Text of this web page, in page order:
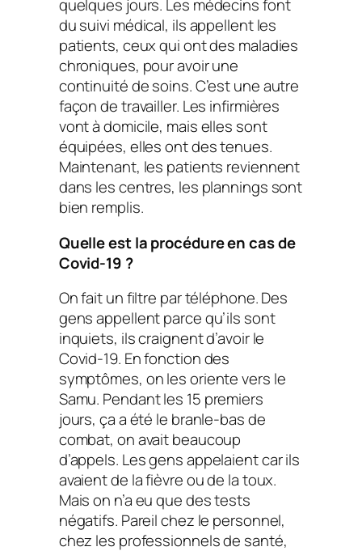
quelques jours. Les médecins font
du suivi médical, ils appellent les
patients, ceux qui ont des maladies
chroniques, pour avoir une
continuité de soins. C’est une autre
façon de travailler. Les infirmières
vont à domicile, mais elles sont
équipées, elles ont des tenues.
Maintenant, les patients reviennent
dans les centres, les plannings sont
bien remplis.
Quelle est la procédure en cas de
Covid-19 ?
On fait un filtre par téléphone. Des
gens appellent parce qu’ils sont
inquiets, ils craignent d’avoir le
Covid-19. En fonction des
symptômes, on les oriente vers le
Samu. Pendant les 15 premiers
jours, ça a été le branle-bas de
combat, on avait beaucoup
d’appels. Les gens appelaient car ils
avaient de la fièvre ou de la toux.
Mais on n’a eu que des tests
négatifs. Pareil chez le personnel,
chez les professionnels de santé,